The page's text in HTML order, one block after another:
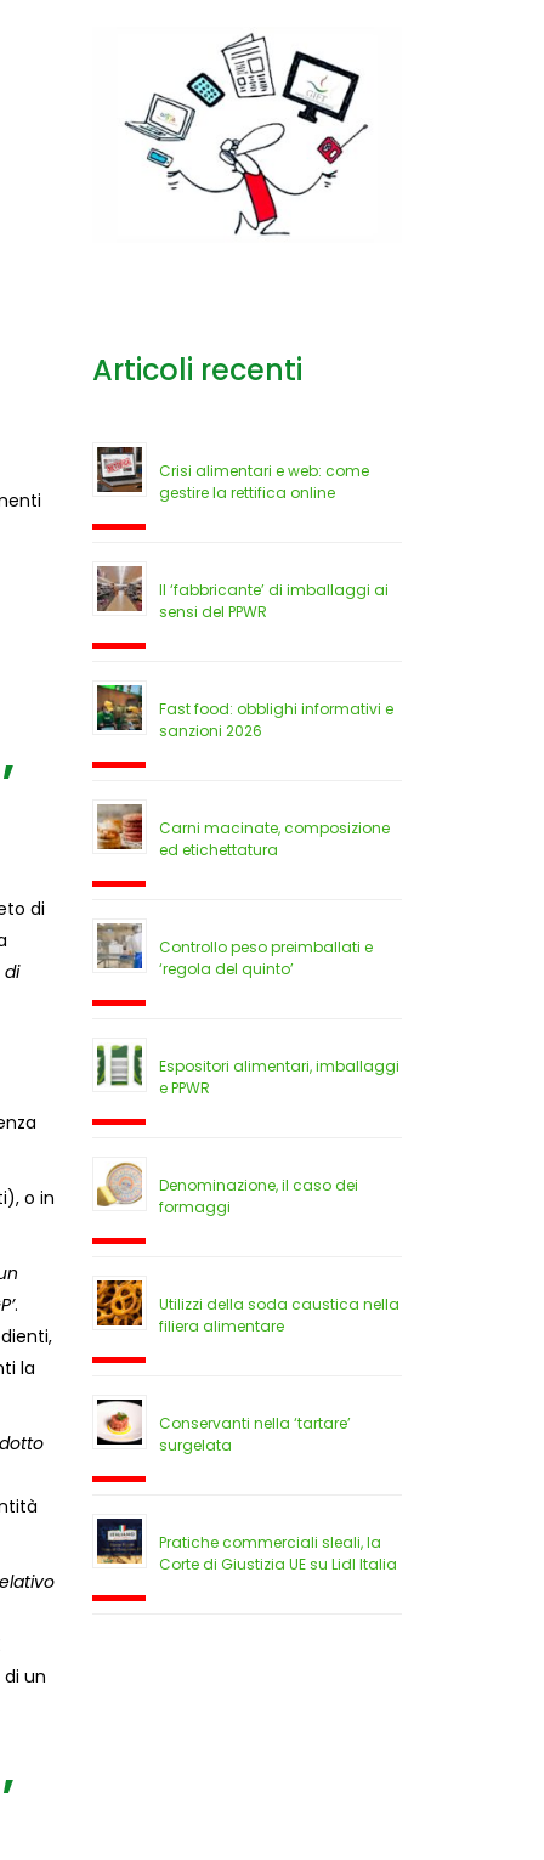
di
di
o in
.
la
di un
Articoli recenti
Crisi alimentari e web: come
gestire la rettifica online
Il ‘fabbricante’ di imballaggi ai
sensi del PPWR
Fast food: obblighi informativi e
sanzioni 2026
Carni macinate, composizione
ed etichettatura
Controllo peso preimballati e
‘regola del quinto’
Espositori alimentari, imballaggi
e PPWR
Denominazione, il caso dei
formaggi
Utilizzi della soda caustica nella
filiera alimentare
Conservanti nella ‘tartare’
surgelata
Pratiche commerciali sleali, la
Corte di Giustizia UE su Lidl Italia